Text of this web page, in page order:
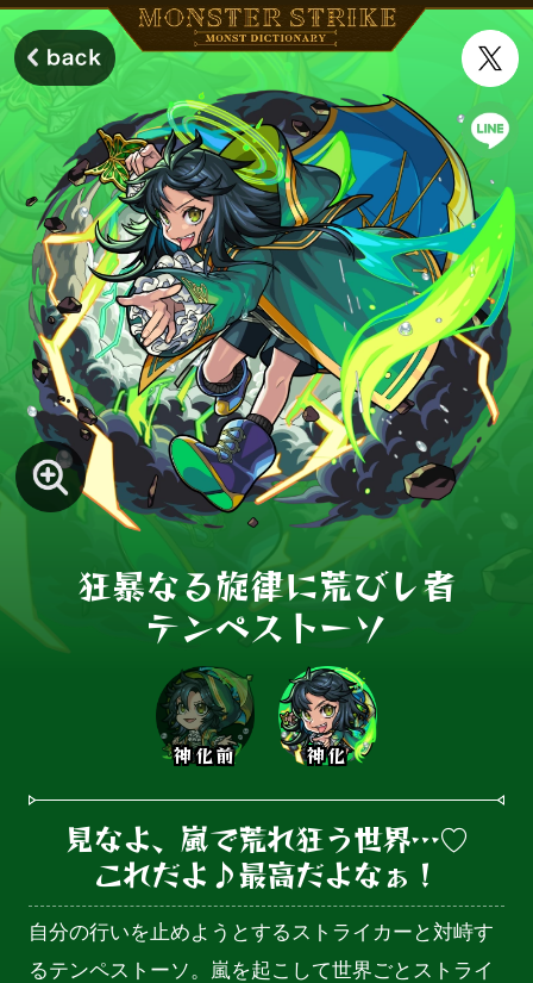
狂暴なる旋律に荒びし者
テンペストーソ
神化前 神化
見なよ、嵐で荒れ狂う世界…♡
これだよ♪最高だよなぁ！
自分の行いを止めようとするストライカーと対峙す
るテンペストーソ。嵐を起こして世界ごとストライ